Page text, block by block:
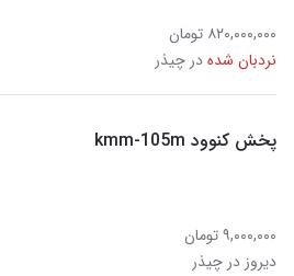
۸۲۰,۰۰۰,۰۰۰ تومان
نردبان شدهدر چیذر
پخش کنوود kmm-105m
۹,۰۰۰,۰۰۰ تومان
دیروز در چیذر